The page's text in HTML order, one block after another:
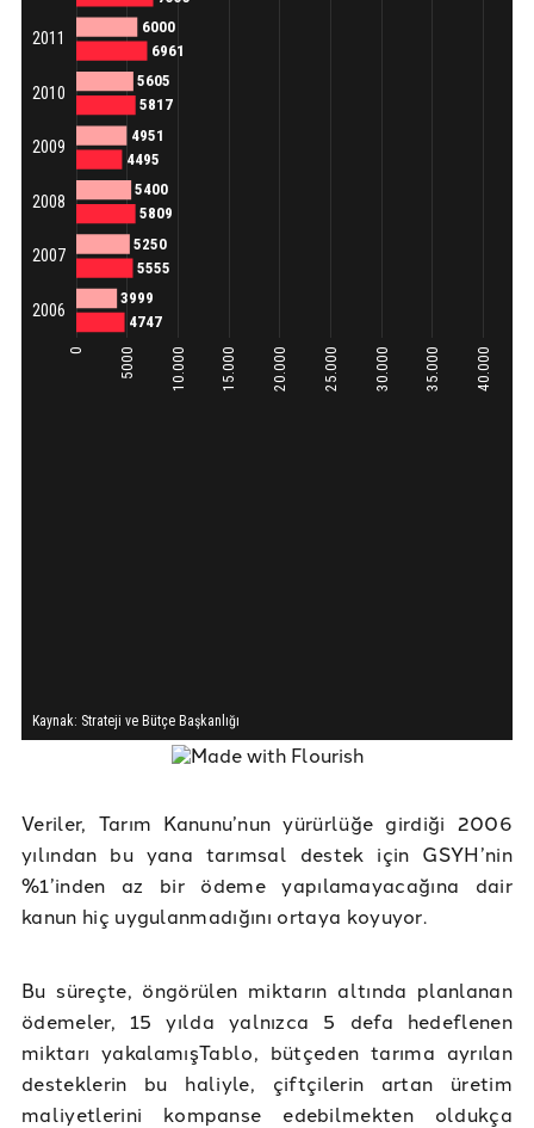
Veriler, Tarım Kanunu’nun yürürlüğe girdiği 2006
yılından bu yana tarımsal destek için GSYH’nin
%1’inden az bir ödeme yapılamayacağına dair
kanun hiç uygulanmadığını ortaya koyuyor.
Bu süreçte, öngörülen miktarın altında planlanan
ödemeler, 15 yılda yalnızca 5 defa hedeflenen
miktarı yakalamışTablo, bütçeden tarıma ayrılan
desteklerin bu haliyle, çiftçilerin artan üretim
maliyetlerini kompanse edebilmekten oldukça